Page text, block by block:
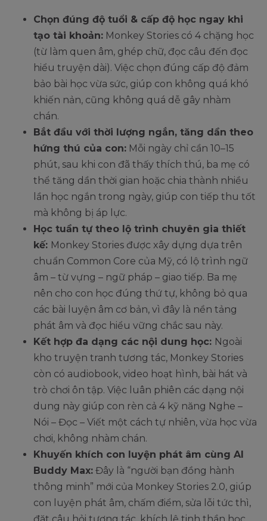
Chọn đúng độ tuổi & cấp độ học ngay khi
tạo tài khoản: Monkey Stories có 4 chặng học
(từ làm quen âm, ghép chữ, đọc câu đến đọc
hiểu truyện dài). Việc chọn đúng cấp độ đảm
bảo bài học vừa sức, giúp con không quá khó
khiến nản, cũng không quá dễ gây nhàm
chán.
Bắt đầu với thời lượng ngắn, tăng dần theo
hứng thú của con: Mỗi ngày chỉ cần 10–15
phút, sau khi con đã thấy thích thú, ba mẹ có
thể tăng dần thời gian hoặc chia thành nhiều
lần học ngắn trong ngày, giúp con tiếp thu tốt
mà không bị áp lực.
Học tuần tự theo lộ trình chuyên gia thiết
kế: Monkey Stories được xây dựng dựa trên
chuẩn Common Core của Mỹ, có lộ trình ngữ
âm – từ vựng – ngữ pháp – giao tiếp. Ba mẹ
nên cho con học đúng thứ tự, không bỏ qua
các bài luyện âm cơ bản, vì đây là nền tảng
phát âm và đọc hiểu vững chắc sau này.
Kết hợp đa dạng các nội dung học: Ngoài
kho truyện tranh tương tác, Monkey Stories
còn có audiobook, video hoạt hình, bài hát và
trò chơi ôn tập. Việc luân phiên các dạng nội
dung này giúp con rèn cả 4 kỹ năng Nghe –
Nói – Đọc – Viết một cách tự nhiên, vừa học vừa
chơi, không nhàm chán.
Khuyến khích con luyện phát âm cùng AI
Buddy Max: Đây là “người bạn đồng hành
thông minh” mới của Monkey Stories 2.0, giúp
con luyện phát âm, chấm điểm, sửa lỗi tức thì,